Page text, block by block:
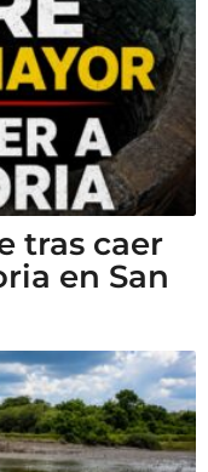
tras caer
en San